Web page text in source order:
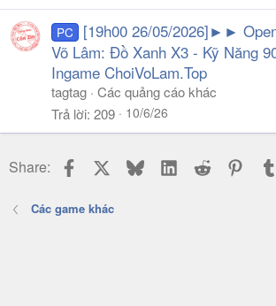
PC
[19h00 26/05/2026]►►
Võ Lâm: Đồ Xanh X3 - Kỹ Năng
Ingame ChoiVoLam.Top
tagtag Các quảng cáo khác
Trả lời 209 10/6/26
Share: Facebook BlueskyLinkedIn
Reddit
Các game khác